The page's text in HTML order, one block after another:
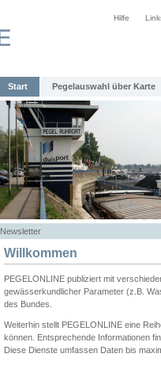
Hilfe
Start Pegelauswahl über Karte
Newsletter
Willkommen
PEGELONLINE publiziert mit
gewässerkundlicher Parameter (z.B.
des Bundes.
Weiterhin stellt PEGELONLINE eine
können. Entsprechende Informationen
Diese Dienste umfassen Daten bis